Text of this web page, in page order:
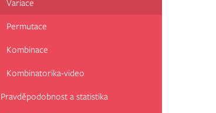
Variace
Permutace
Kombinace
Kombinatorika-video
Pravděpodobnost a statistika